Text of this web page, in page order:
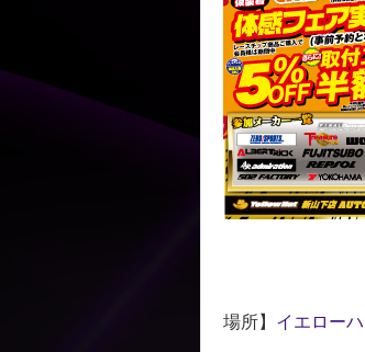
場所】 イエロー